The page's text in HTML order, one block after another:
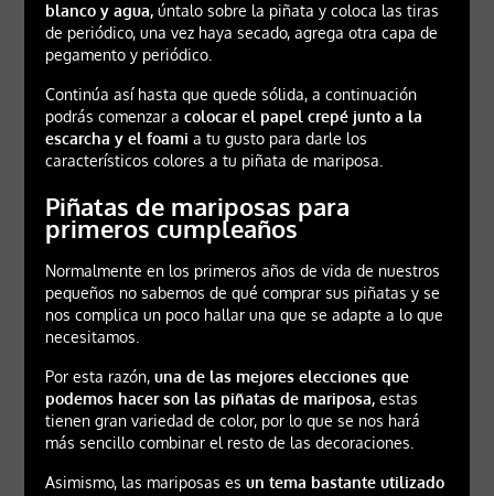
blanco y agua,úntalo sobre la piñata y coloca las tiras
de periódico, una vez haya secado, agrega otra capa de
pegamento y periódico.
Continúa así hasta que quede sólida, a continuación
podrás comenzar a colocar el papel crepé junto a la
escarcha y el foami a tu gusto para darle los
característicos colores a tu piñata de mariposa.
Piñatas de mariposas para
primeros cumpleaños
Normalmente en los primeros años de vida de nuestros
pequeños no sabemos de qué comprar sus piñatas y se
nos complica un poco hallar una que se adapte a lo que
necesitamos.
Por esta razón, una de las mejores elecciones que
podemos hacer son las piñatas de mariposa,estas
tienen gran variedad de color, por lo que se nos hará
más sencillo combinar el resto de las decoraciones.
Asimismo, las mariposas es un tema bastante utilizado